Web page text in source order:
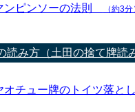
ンピンソーの法則 （約3分
読み方（土田の捨て牌読
オチュー牌のトイツ落と